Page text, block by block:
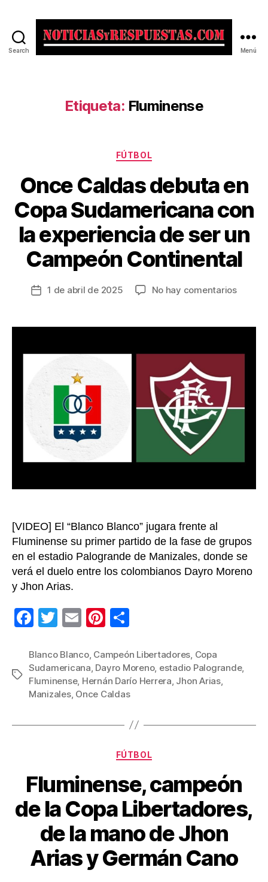
Search Menú
Etiqueta: Fluminense
Categorías
FÚTBOL
Once Caldas debuta en
Copa Sudamericana con
la experiencia de ser un
Campeón Continental
Fecha
entrada
1 de abril de 2025 No hay comentariosen
debuta
Copa
[VIDEO] El “Blanco Blanco” jugara frente al
Fluminense su primer partido de la fase de grupos
en el estadio Palogrande de Manizales, donde se
verá el duelo entre los colombianos Dayro Moreno
y Jhon Arias.
F
c
e
b
o
T
tt
er
E
ail
Pi
er
e
st
m
p
ar
Etiquetas
Blanco Blanco, Campeón Libertadores, Copa
Sudamericana, Dayro Moreno, estadio Palogrande,
Fluminense, Hernán Darío Herrera, Jhon Arias,
Manizales, Once Caldas
Categorías
FÚTBOL
Fluminense, campeón
de la Copa Libertadores,
de la mano de Jhon
Arias y Germán Cano